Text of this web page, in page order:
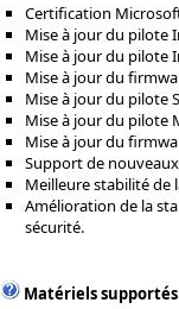
Certification
Mise à jour du pilote
Mise à jour du pilote
Mise à jour du
Mise à jour du pilote
Mise à jour du pilote
Mise à jour du
Support de
Meilleure stabilité de
Amélioration de la
sécurité.
Matériels supportés